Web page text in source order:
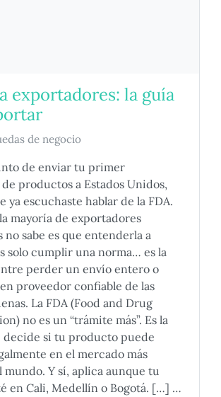
exportadores: la guía
de negocio
de enviar tu primer
productos a Estados Unidos,
ya escuchaste hablar de la FDA.
mayoría de exportadores
no sabe es que entenderla a
solo cumplir una norma… es la
perder un envío entero o
proveedor confiable de las
La FDA (Food and Drug
no es un “trámite más”. Es la
decide si tu producto puede
en el mercado más
mundo. Y sí, aplica aunque tu
en Cali, Medellín o Bogotá. […] …